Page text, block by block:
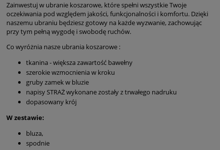
Zainwestuj w ubranie koszarowe, które spełni wszystkie Twoje
oczekiwania pod względem jakości, funkcjonalności i komfortu. Dzięki
naszemu ubraniu będziesz gotowy na każde wyzwanie, zachowując
przy tym pełną wygodę i swobodę ruchów.
Co wyróżnia nasze ubrania koszarowe :
tkanina - większa zawartość bawełny
szerokie wzmocnienia w kroku
gruby zamek w bluzie
napisy STRAŻ wykonane zostały z trwałego nadruku
dopasowany krój
W zestawie:
bluza,
spodnie